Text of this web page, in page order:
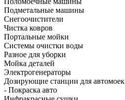
Подметальные машины
Снегоочистители
Чистка ковров
Портальные мойки
Системы очистки воды
Разное для уборки
Мойка деталей
Электрогенераторы
Дозирующие станции для автомоек
- Покраска авто